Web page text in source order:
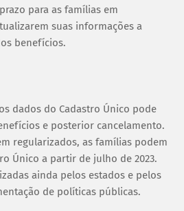
para as famílias em
suas informações a
benefícios.
dados do Cadastro Único pode
e posterior cancelamento.
regularizados, as famílias podem
Único a partir de julho de 2023.
ainda pelos estados e pelos
de políticas públicas.